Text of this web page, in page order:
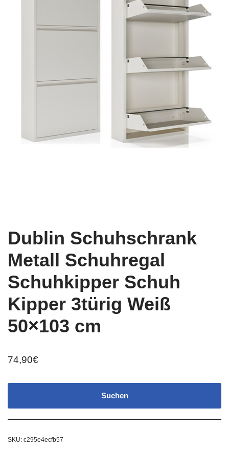
Dublin Schuhschrank
Metall Schuhregal
Schuhkipper Schuh
Kipper 3türig Weiß
50×103 cm
74,90€
Suchen
SKU: c295e4ecfb57